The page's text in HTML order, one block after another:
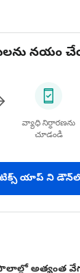
నయం
వ్యాధి నిర్ధారణను
చూడండి
యాప్ ని
పొలాల్లో అత్యంత